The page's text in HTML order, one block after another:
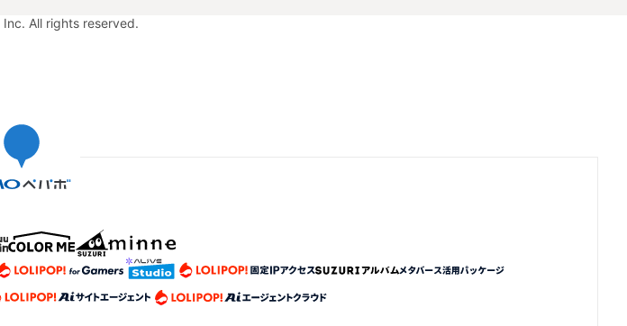
All rights reserved.